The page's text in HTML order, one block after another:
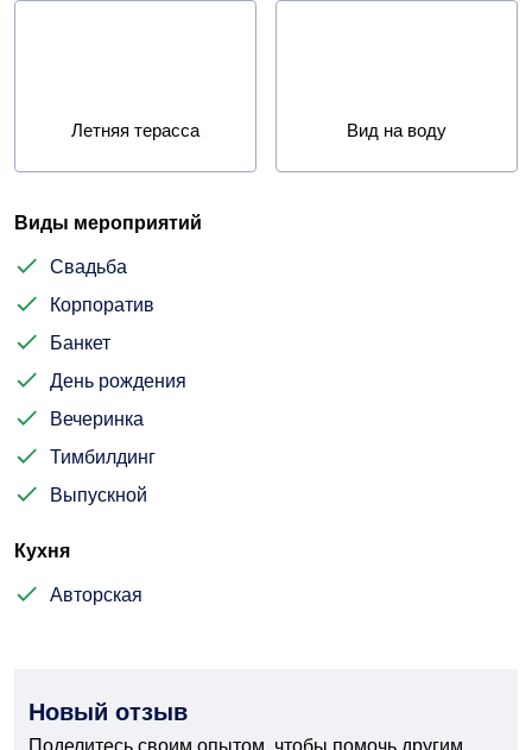
Летняя терасса Вид на воду
Виды мероприятий
Свадьба
Корпоратив
Банкет
День рождения
Вечеринка
Тимбилдинг
Выпускной
Кухня
Авторская
Новый отзыв
Поделитесь своим опытом, чтобы помочь другим.